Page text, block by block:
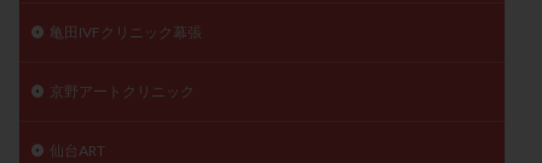
亀田IVFクリニック幕張
京野アートクリニック
仙台ART